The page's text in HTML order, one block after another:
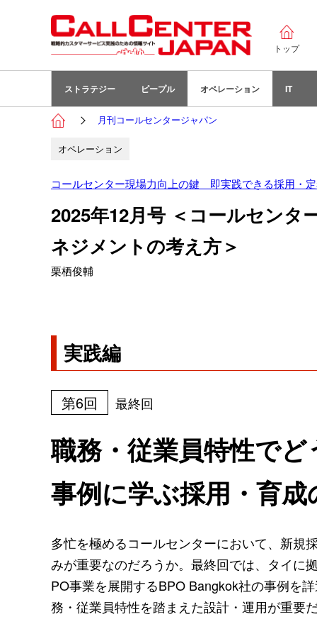
トップ
ストラテジー ピープル オペレーション IT
月刊コールセンタージャパン
オペレーション
コールセンター現場力向上の鍵 即実践できる採用・
2025年12月号 ＜コールセン
ネジメントの考え方＞
栗栖俊輔
実践編
第6回 最終回
職務・従業員特性で
事例に学ぶ採用・育
多忙を極めるコールセンターにおいて、新規
みが重要なのだろうか。最終回では、タイに
PO事業を展開するBPO Bangkok社の事例を
務・従業員特性を踏まえた設計・運用が重要